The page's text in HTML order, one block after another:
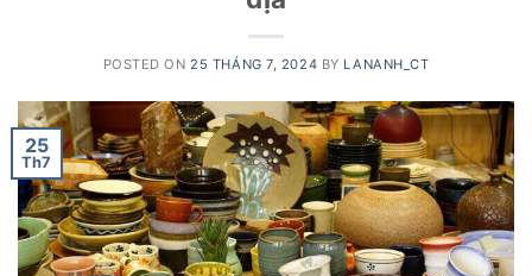
POSTED ON 25 THÁNG 7, 2024 BY LANANH_CT
25
Th7